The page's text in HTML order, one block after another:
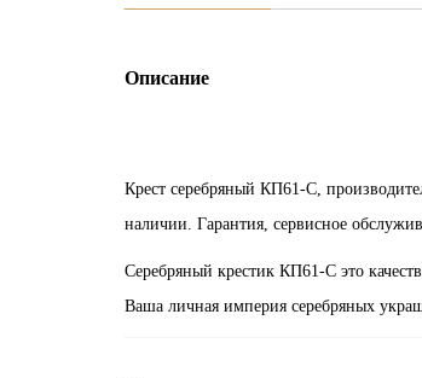
Описание
Крест серебряный КП61-С,
наличии. Гарантия, сервисное
Серебряный крестик КП61-С это
Ваша личная империя серебряных